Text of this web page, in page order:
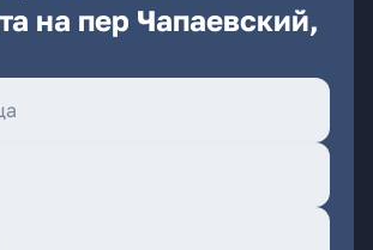
на пер Чапаевский,